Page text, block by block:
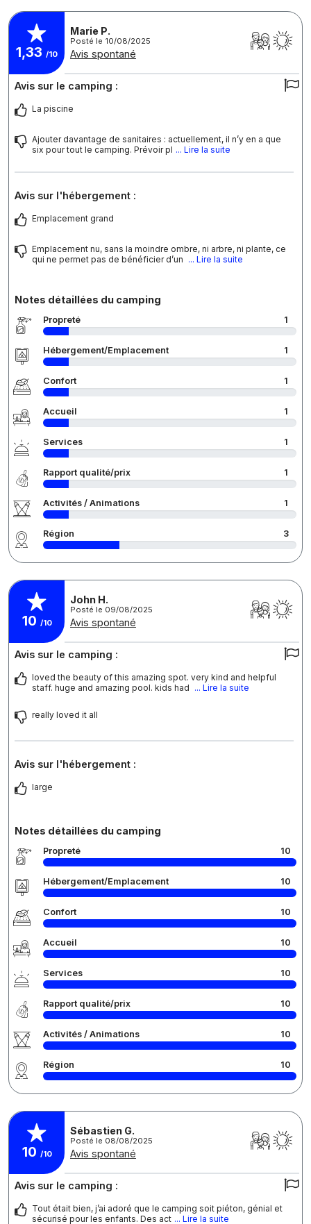
1,33 /10
Marie P.
Posté le 10/08/2025
Avis spontané
Avis sur le camping :
La piscine
Ajouter davantage de sanitaires : actuellement, il n’y en a que
six pour tout le camping. Prévoir pl ... Lire la suite
Avis sur l'hébergement :
Emplacement grand
Emplacement nu, sans la moindre ombre, ni arbre, ni plante, ce
qui ne permet pas de bénéficier d’un ... Lire la suite
Notes détaillées du camping
Propreté 1
Hébergement/Emplacement 1
Confort 1
Accueil 1
Services 1
Rapport qualité/prix 1
Activités / Animations 1
Région 3
10 /10
John H.
Posté le 09/08/2025
Avis spontané
Avis sur le camping :
loved the beauty of this amazing spot. very kind and helpful
staff. huge and amazing pool. kids had ... Lire la suite
really loved it all
Avis sur l'hébergement :
large
Notes détaillées du camping
Propreté 10
Hébergement/Emplacement 10
Confort 10
Accueil 10
Services 10
Rapport qualité/prix 10
Activités / Animations 10
Région 10
10 /10
Sébastien G.
Posté le 08/08/2025
Avis spontané
Avis sur le camping :
Tout était bien, j’ai adoré que le camping soit piéton, génial et
sécurisé pour les enfants. Des act ... Lire la suite